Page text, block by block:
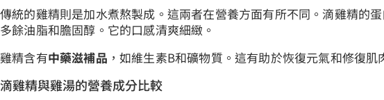
傳統的雞精則是加水煮熬製成。這兩者在營養方面有所不同。滴雞精的
多餘油脂和膽固醇。它的口感清爽細緻。
雞精含有中藥滋補品 ，如維生素B和礦物質。這有助於恢復元氣和修復肌
滴雞精與雞湯的營養成分比較